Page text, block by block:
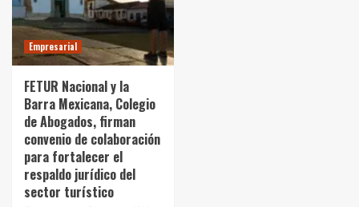
Empresarial
FETUR Nacional y la
Barra Mexicana, Colegio
de Abogados, firman
convenio de colaboración
para fortalecer el
respaldo jurídico del
sector turístico